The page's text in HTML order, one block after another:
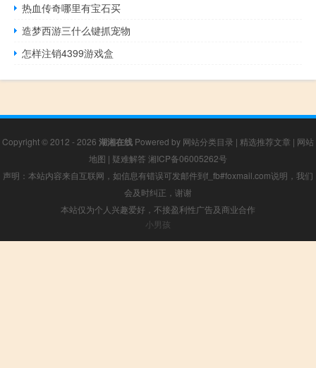
热血传奇哪里有宝石买
造梦西游三什么键抓宠物
怎样注销4399游戏盒
Copyright © 2012 - 2026 湖湘在线 Powered by 网站分类目录 | 精选推荐文章 | 网站
地图 | 疑难解答 湘ICP备06005262号
声明：本站内容来自互联网，如信息有错误可发邮件到f_fb#foxmail.com说明，我们
会及时纠正，谢谢
本站仅为个人兴趣爱好，不接盈利性广告及商业合作
小男孩